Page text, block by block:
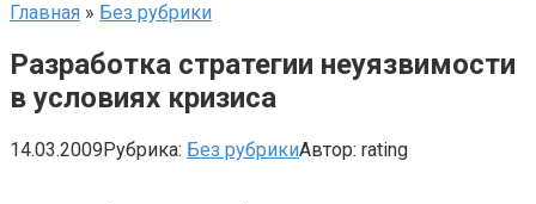
Главная » Без рубрики
Разработка стратегии неуязвимости
в условиях кризиса
14.03.2009Рубрика: Без рубрикиАвтор: rating